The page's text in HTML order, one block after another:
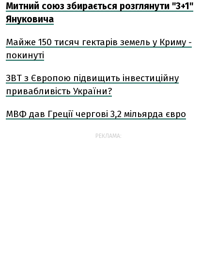
Митний союз збирається розглянути "3+1"
Януковича
Майже 150 тисяч гектарів земель у Криму -
покинуті
ЗВТ з Європою підвищить інвестиційну
привабливість України?
МВФ дав Греції чергові 3,2 мільярда євро
РЕКЛАМА: